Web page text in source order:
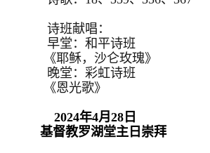
诗班献唱：
早堂：和平诗班
《耶稣，沙仑玫瑰》
晚堂：彩虹诗班
《恩光歌》
2024年4月28日
基督教罗湖堂主日崇拜